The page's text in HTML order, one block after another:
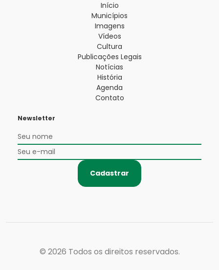
Início
Municípios
Imagens
Vídeos
Cultura
Publicações Legais
Notícias
História
Agenda
Contato
Newsletter
Cadastrar
© 2026 Todos os direitos reservados.